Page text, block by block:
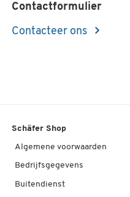
Contactformulier
Contacteer ons
Schäfer Shop
Algemene voorwaarden
Bedrijfsgegevens
Buitendienst